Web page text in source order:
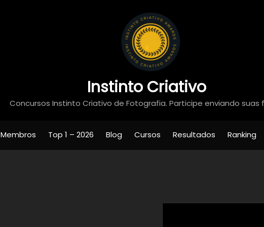
Instinto Criativo
Concursos Instinto Criativo de Fotografia. Participe enviando suas
Membros Top 1 – 2026 Blog Cursos Resultados Ranking